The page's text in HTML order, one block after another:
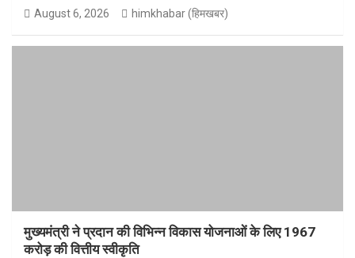
August 6, 2026 himkhabar (हिमखबर)
मुख्यमंत्री ने प्रदान की विभिन्न विकास योजनाओं के लिए 1967
करोड़ की वित्तीय स्वीकृति